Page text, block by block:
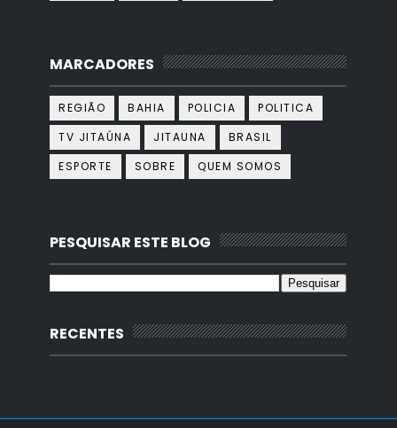
MARCADORES
REGIÃO BAHIA POLICIA
POLITICA
TV JITAÚNA
JITAUNA
BRASIL
ESPORTE
SOBRE QUEM SOMOS
PESQUISAR ESTE BLOG
RECENTES